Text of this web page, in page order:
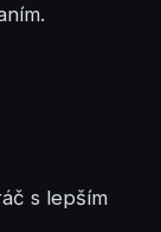
s lepším